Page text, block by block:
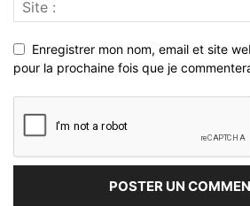
Enregistrer mon nom, email et site
pour la prochaine fois que je